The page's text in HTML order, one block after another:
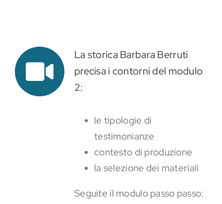
La storica Barbara Berruti
precisa i contorni del modulo
2:
le tipologie di
testimonianze
contesto di produzione
la selezione dei materiali
Seguite il modulo passo passo: